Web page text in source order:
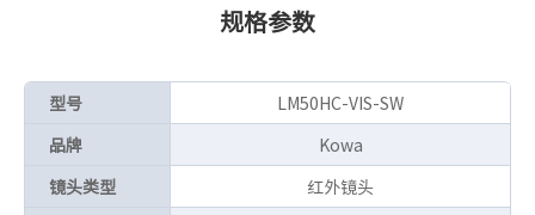
规格参数
型号
LM50HC-VIS-SW
品牌
Kowa
镜头类型
红外镜头